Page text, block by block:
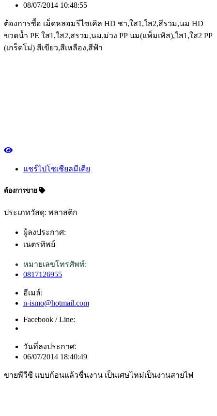
08/07/2014 10:48:55
ต้องการซื้อ เม็ดหลอมรีไซเคิล HD ชา,ใส1,ใส2,สีรวม,นม HD
ขวดน้ำ PE ใส1,ใส2,สรวม,นม,ม่วง PP นม(แพ็มเพิส),ใส1,ใส2 PP
(เกร็ดโม่) สีเขียว,สีเหลือง,สีฟ้า
แชร์ไปโซเชียลมีเดีย
ต้องการขาย
ประเภทวัสดุ: พลาสติก
ผู้ลงประกาศ:
เนตรทิพย์
หมายเลขโทรศัพท์:
0817126955
อีเมล์:
n-ismo@hotmail.com
Facebook / Line:
วันที่ลงประกาศ:
06/07/2014 18:40:49
ขายพีวีซี แบบก้อนแล้วชื่นงาน เป็นเศษไหม่เป็นงานสายไฟ